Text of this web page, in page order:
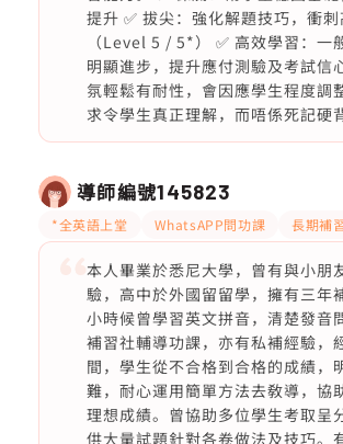
提升 ✅ 拔尖：強化解題技巧，衝
（Level 5 / 5*） ✅ 高效學習：一
明顯進步，提升應付測驗及考試信
氛輕鬆有耐性，會因應學生程度調
求令學生真正理解，而唔係死記硬
導師編號145823
*全英語上堂 WhatsAPP問功課 長期補
本人畢業於悉尼大學，曾有與小朋
驗，高中於外國留留學，擁有三年
小時候曾學習英文拼音，清楚發音
補習社輔導功課，亦有私補經驗，
間，學生從不合格到合格的成績，
難，耐心運用簡單方法去敎導，協
理想成績。曾協助多位學生考取呈
供大量試題針對各卷做法及技巧。